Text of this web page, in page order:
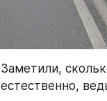
Заметили,
естественно,